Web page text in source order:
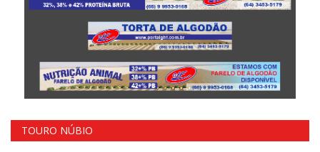
TOURO NÚBIO